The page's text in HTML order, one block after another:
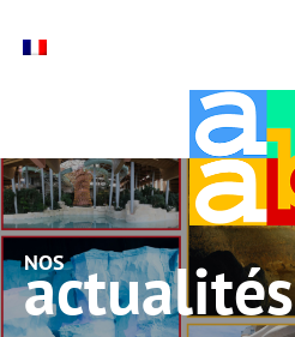
nos actualités